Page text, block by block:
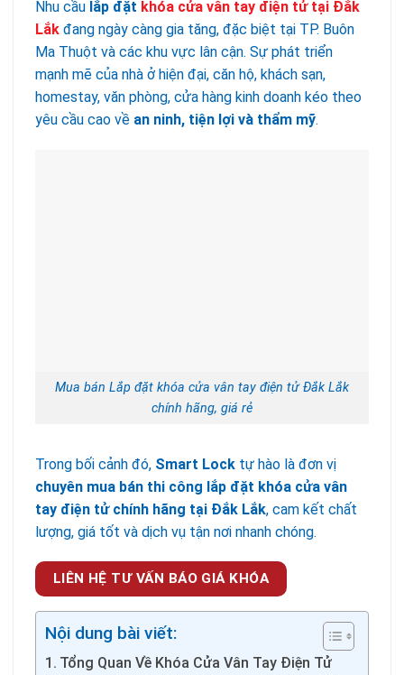
Nhu cầu lắp đặt khóa cửa vân tay điện tử tại Đắk
Lắk đang ngày càng gia tăng, đặc biệt tại TP. Buôn
Ma Thuột và các khu vực lân cận. Sự phát triển
mạnh mẽ của nhà ở hiện đại, căn hộ, khách sạn,
homestay, văn phòng, cửa hàng kinh doanh kéo theo
yêu cầu cao về an ninh, tiện lợi và thẩm mỹ.
Mua bán Lắp đặt khóa cửa vân tay điện tử Đắk Lắk
chính hãng, giá rẻ
Trong bối cảnh đó, Smart Lock tự hào là đơn vị
chuyên mua bán thi công lắp đặt khóa cửa vân
tay điện tử chính hãng tại Đắk Lắk, cam kết chất
lượng, giá tốt và dịch vụ tận nơi nhanh chóng.
LIÊN HỆ TƯ VẤN BÁO GIÁ KHÓA
Nội dung bài viết:
Tổng Quan Về Khóa Cửa Vân Tay Điện Tử